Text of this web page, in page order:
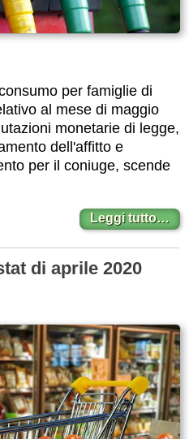
per famiglie di
al mese di maggio
monetarie di legge,
dell'affitto e
per il coniuge, scende
Leggi tutto…
di aprile 2020